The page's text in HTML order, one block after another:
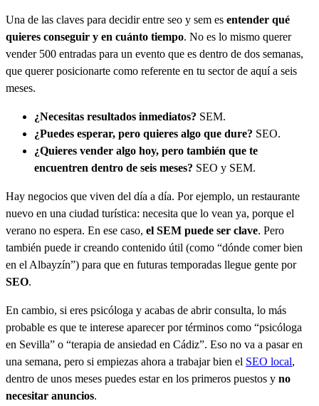
Una de las claves para decidir entre seo y sem es entender qué
quieres conseguir y en cuánto tiempo. No es lo mismo querer
vender 500 entradas para un evento que es dentro de dos semanas,
que querer posicionarte como referente en tu sector de aquí a seis
meses.
¿Necesitas resultados inmediatos? SEM.
¿Puedes esperar, pero quieres algo que dure? SEO.
¿Quieres vender algo hoy, pero también que te
encuentren dentro de seis meses? SEO y SEM.
Hay negocios que viven del día a día. Por ejemplo, un restaurante
nuevo en una ciudad turística: necesita que lo vean ya, porque el
verano no espera. En ese caso, el SEM puede ser clave. Pero
también puede ir creando contenido útil (como “dónde comer bien
en el Albayzín”) para que en futuras temporadas llegue gente por
SEO.
En cambio, si eres psicóloga y acabas de abrir consulta, lo más
probable es que te interese aparecer por términos como “psicóloga
en Sevilla” o “terapia de ansiedad en Cádiz”. Eso no va a pasar en
una semana, pero si empiezas ahora a trabajar bien el SEO local,
dentro de unos meses puedes estar en los primeros puestos y no
necesitar anuncios.